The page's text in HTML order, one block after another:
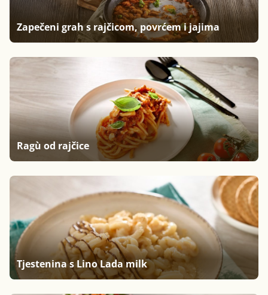
Zapečeni grah s rajčicom, povrćem i jajima
Ragù od rajčice
Tjestenina s Lino Lada milk